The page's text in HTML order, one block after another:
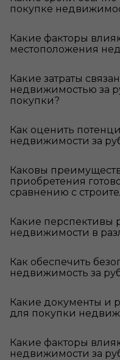
покупке
Какие факторы
местоположения
Какие затраты
недвижимостью за
покупки?
Как оценить
недвижимости за
Каковы
приобретения
сравнению с
Какие перспективы
недвижимости в
Как обеспечить
недвижимость за
Какие документы и
для покупки
Какие факторы
недвижимости за